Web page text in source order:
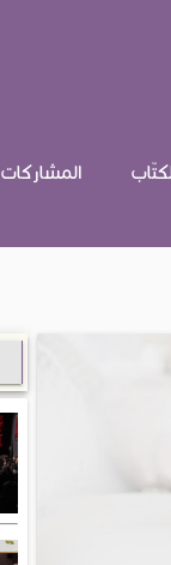
المشاركات